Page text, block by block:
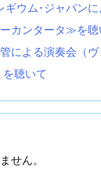
ギウム･ジャパン
カンタータ≫を聴
による演奏会（
聴いて
せん。